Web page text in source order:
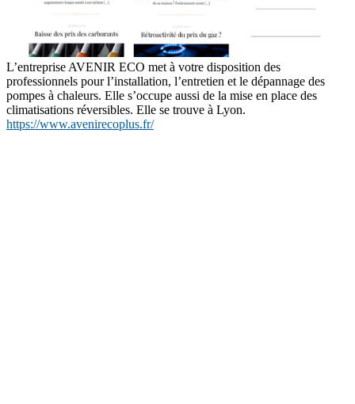
L’entreprise AVENIR ECO met à votre disposition des
professionnels pour l’installation, l’entretien et le dépannage des
pompes à chaleurs. Elle s’occupe aussi de la mise en place des
climatisations réversibles. Elle se trouve à Lyon.
https://www.avenirecoplus.fr/